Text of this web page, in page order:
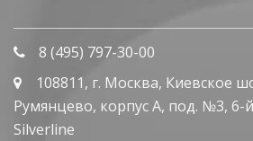
8 (495) 797-30-00
108811, г. Москва, Киевское
Румянцево, корпус А, под. №3, 6-
Silverline